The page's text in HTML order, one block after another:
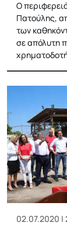
Ο
Πατούλης,
των
σε απόλυτη
02.07.2020 |